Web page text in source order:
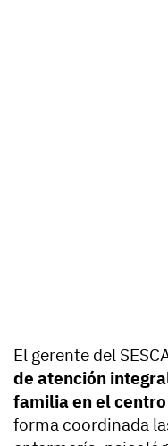
El gerente del
de atención
familia en el
forma coordinada